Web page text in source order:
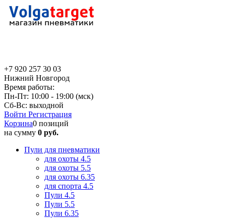
+7 920 257 30 03
Нижний Новгород
Время работы:
Пн-Пт: 10:00 - 19:00 (мск)
Сб-Вс: выходной
Войти Регистрация
Корзина0 позиций
на сумму 0 руб.
Пули для пневматики
для охоты 4.5
для охоты 5.5
для охоты 6.35
для спорта 4.5
Пули 4.5
Пули 5.5
Пули 6.35